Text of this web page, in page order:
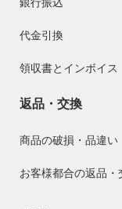
銀行振込
代金引換
領収書とインボイス
返品・交換
商品の破損・品違い
お客様都合の返品・